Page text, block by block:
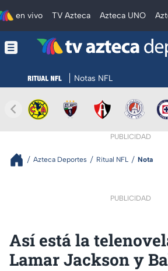
en vivo TV Azteca Azteca UNO
Notas NFL
PUBLICIDAD
Azteca Deportes Ritual NFL Nota
PUBLICIDAD
Así está la
Lamar Jackson y